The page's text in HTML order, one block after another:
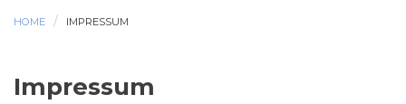
HOME IMPRESSUM
Impressum